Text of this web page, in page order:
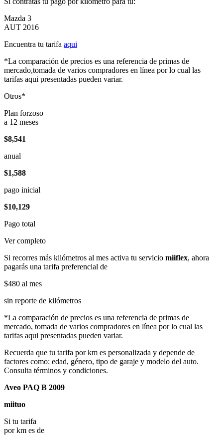
Mazda 3
AUT 2016
Encuentra tu tarifa aqui
*La comparación de precios es una referencia de primas de
mercado,tomada de varios compradores en línea por lo cual las
tarifas aqui presentadas pueden variar.
Otros*
Plan forzoso
a 12 meses
$8,541
anual
$1,588
pago inicial
$10,129
Pago total
Ver completo
Si recorres más kilómetros al mes activa tu servicio miiflex, ahora
pagarás una tarifa preferencial de
$480 al mes
sin reporte de kilómetros
*La comparación de precios es una referencia de primas de
mercado, tomada de varios compradores en línea por lo cual las
tarifas aqui presentadas pueden variar.
Recuerda que tu tarifa por km es personalizada y depende de
factores como: edad, género, tipo de garaje y modelo del auto.
Consulta términos y condiciones.
Aveo PAQ B 2009
miituo
Si tu tarifa
por km es de